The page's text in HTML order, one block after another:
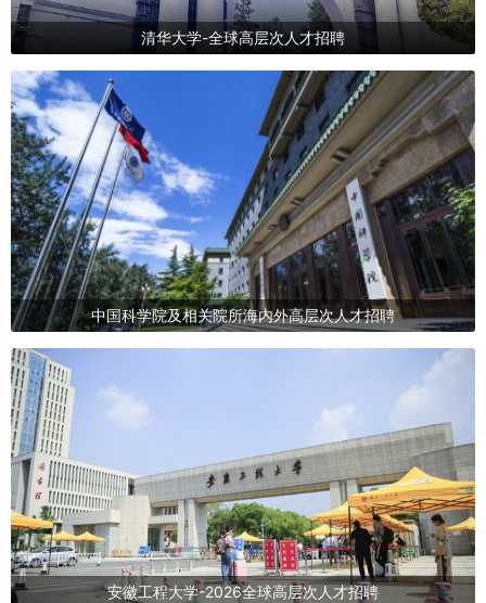
清华大学-全球高层次人才招聘
中国科学院及相关院所海内外高层次人才招聘
安徽工程大学-2026全球高层次人才招聘